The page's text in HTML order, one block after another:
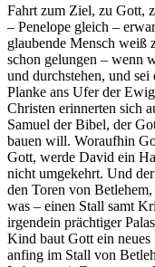
Fahrt zum Ziel, zu Gott,
– Penelope gleich –
glaubende Mensch weiß
schon gelungen – wenn
und durchstehen, und
Planke ans Ufer der
Christen erinnerten sich
Samuel der Bibel, der
bauen will. Woraufhin
Gott, werde David ein
nicht umgekehrt. Und
den Toren von
was – einen Stall samt
irgendein prächtiger
Kind baut Gott ein
anfing im Stall von